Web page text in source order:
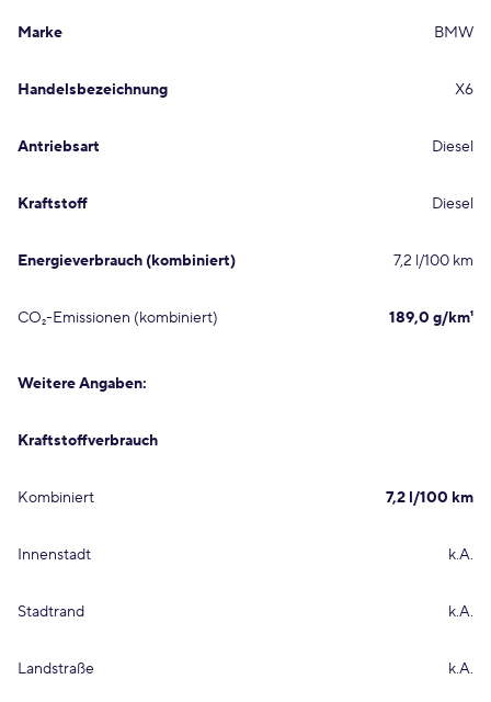
Marke BMW
Handelsbezeichnung X6
Antriebsart Diesel
Kraftstoff Diesel
Energieverbrauch (kombiniert) 7,2 l/100 km
CO₂-Emissionen (kombiniert) 189,0 g/km¹
Weitere Angaben:
Kraftstoffverbrauch
Kombiniert 7,2 l/100 km
Innenstadt k.A.
Stadtrand k.A.
Landstraße k.A.